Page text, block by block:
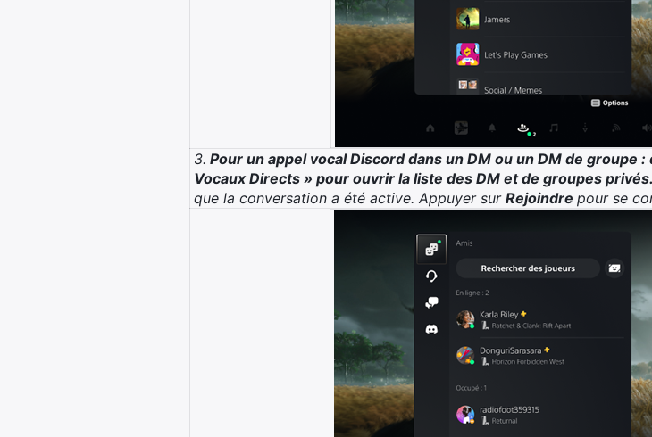
3. Pour un appel vocal Discord dans un DM ou un DM de groupe
Vocaux Directs » pour ouvrir la liste des DM et de groupes privés.
que la conversation a été active. Appuyer sur Rejoindre pour se